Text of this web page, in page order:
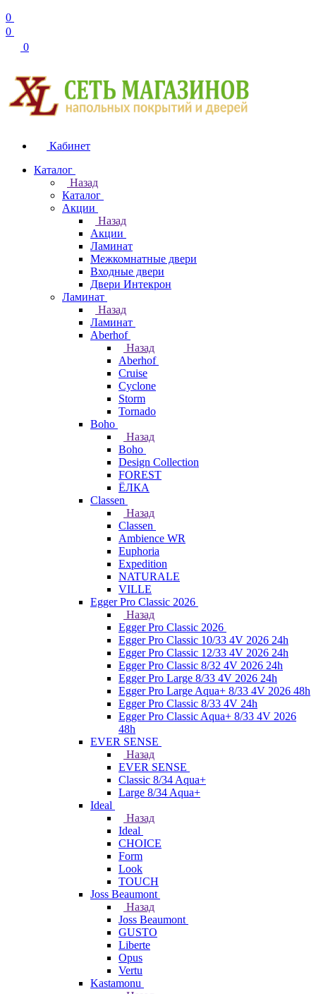
0
0
0
Кабинет
Каталог
Назад
Каталог
Акции
Назад
Акции
Ламинат
Межкомнатные двери
Входные двери
Двери Интекрон
Ламинат
Назад
Ламинат
Aberhof
Назад
Aberhof
Cruise
Cyclone
Storm
Tornado
Boho
Назад
Boho
Design Collection
FOREST
ЁЛКА
Classen
Назад
Classen
Ambience WR
Euphoria
Expedition
NATURALE
VILLE
Egger Pro Classic 2026
Назад
Egger Pro Classic 2026
Egger Pro Classic 10/33 4V 2026 24h
Egger Pro Classic 12/33 4V 2026 24h
Egger Pro Classic 8/32 4V 2026 24h
Egger Pro Large 8/33 4V 2026 24h
Egger Pro Large Aqua+ 8/33 4V 2026 48h
Egger Pro Classic 8/33 4V 24h
Egger Pro Classic Aqua+ 8/33 4V 2026
48h
EVER SENSE
Назад
EVER SENSE
Classic 8/34 Aqua+
Large 8/34 Aqua+
Ideal
Назад
Ideal
CHOICE
Form
Look
TOUCH
Joss Beaumont
Назад
Joss Beaumont
GUSTO
Liberte
Opus
Vertu
Kastamonu